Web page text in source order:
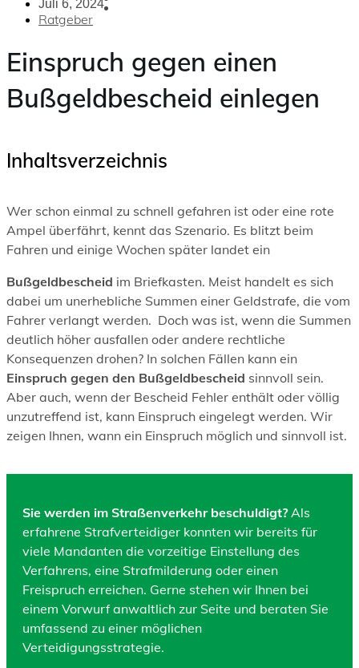
Juli 6, 2024
Ratgeber
Einspruch gegen einen
Bußgeldbescheid einlegen
Inhaltsverzeichnis
Wer schon einmal zu schnell gefahren ist oder eine rote
Ampel überfährt, kennt das Szenario. Es blitzt beim
Fahren und einige Wochen später landet ein
Bußgeldbescheid im Briefkasten. Meist handelt es sich
dabei um unerhebliche Summen einer Geldstrafe, die vom
Fahrer verlangt werden. Doch was ist, wenn die Summen
deutlich höher ausfallen oder andere rechtliche
Konsequenzen drohen? In solchen Fällen kann ein
Einspruch gegen den Bußgeldbescheid sinnvoll sein.
Aber auch, wenn der Bescheid Fehler enthält oder völlig
unzutreffend ist, kann Einspruch eingelegt werden. Wir
zeigen Ihnen, wann ein Einspruch möglich und sinnvoll ist.
Sie werden im Straßenverkehr beschuldigt?Als
erfahrene Strafverteidiger konnten wir bereits für
viele Mandanten die vorzeitige Einstellung des
Verfahrens, eine Strafmilderung oder einen
Freispruch erreichen. Gerne stehen wir Ihnen bei
einem Vorwurf anwaltlich zur Seite und beraten Sie
umfassend zu einer möglichen
Verteidigungsstrategie.